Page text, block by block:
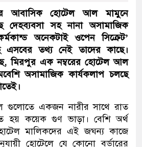
আবাসিক হোটেল আল মামুনে
দেহব্যবসা সহ নানা অসামাজিক
অনেকটাই ওপেন সিক্রেট’
তথ্য নেই তাদের কাছে।
মিরপুর এক নম্বরের হোটেল আল
অসামাজিক কার্যকলাপ চলছে
গুলোতে একজন নারীর সাথে রাত
হয় কয়েক গুণ ভাড়া। বেশি অর্থ
মালিকদের এই জঘন্য কাজে
হোটেলে যে কোনো বর্ডারের